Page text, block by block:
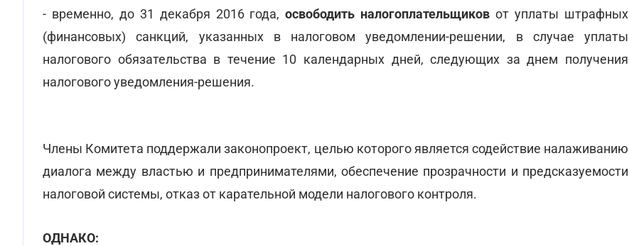
- временно, до 31 декабря 2016 года,освободить налогоплательщиков от уплаты штрафных
(финансовых) санкций, указанных в налоговом уведомлении-решении, в случае уплаты
налогового обязательства в течение 10 календарных дней, следующих за днем получения
налогового уведомления-решения.
Члены Комитета поддержали законопроект, целью которого является содействие налаживанию
диалога между властью и предпринимателями, обеспечение прозрачности и предсказуемости
налоговой системы, отказ от карательной модели налогового контроля.
ОДНАКО: